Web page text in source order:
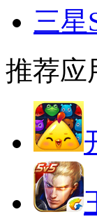
三星
推荐应